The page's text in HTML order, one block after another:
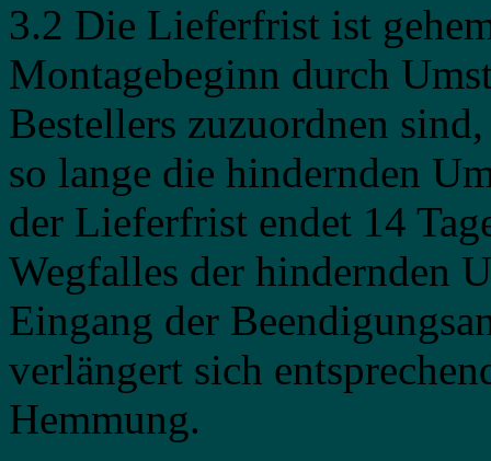
3.2 Die Lieferfrist ist
Montagebeginn durch
Bestellers zuzuordnen
so lange die hindernden
der Lieferfrist endet 14
Wegfalles der hindernden
Eingang der
verlängert sich
Hemmung.